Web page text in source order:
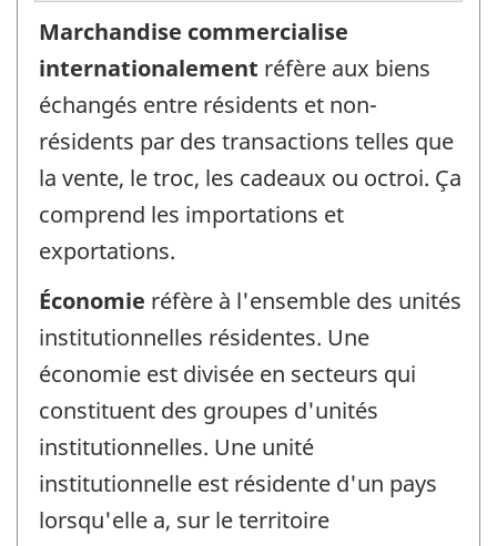
Marchandise commercialise
internationalement réfère aux biens
échangés entre résidents et non-
résidents par des transactions telles que
la vente, le troc, les cadeaux ou octroi. Ça
comprend les importations et
exportations.
Économie réfère à l'ensemble des unités
institutionnelles résidentes. Une
économie est divisée en secteurs qui
constituent des groupes d'unités
institutionnelles. Une unité
institutionnelle est résidente d'un pays
lorsqu'elle a, sur le territoire